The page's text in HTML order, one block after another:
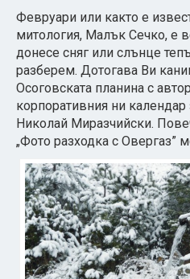
Февруари или както е
митология, Малък Сечко, е
донесе сняг или слънце
разберем. Дотогава Ви
Осоговската планина с
корпоративния ни
Николай Миразчийски.
„Фото разходка с Овергаз”